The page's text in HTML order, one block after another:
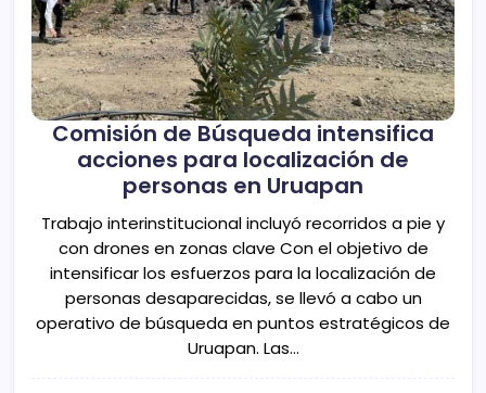
Comisión de Búsqueda intensifica
acciones para localización de
personas en Uruapan
Trabajo interinstitucional incluyó recorridos a pie y
con drones en zonas clave Con el objetivo de
intensificar los esfuerzos para la localización de
personas desaparecidas, se llevó a cabo un
operativo de búsqueda en puntos estratégicos de
Uruapan. Las…